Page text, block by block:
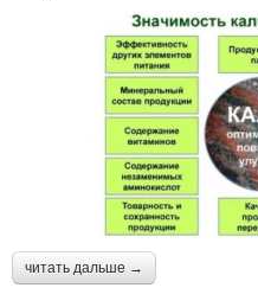
читать дальше →